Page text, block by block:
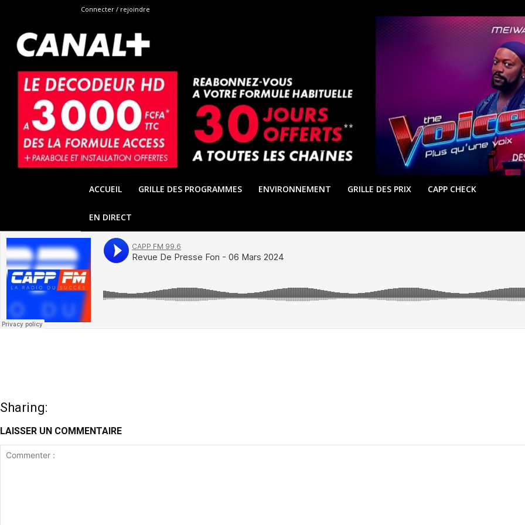
Connecter / rejoindre
ACCUEIL GRILLE DES PROGRAMMES ENVIRONNEMENT GRILLE DES PRIX CAPP CHECK
EN DIRECT
Sharing:
LAISSER UN COMMENTAIRE